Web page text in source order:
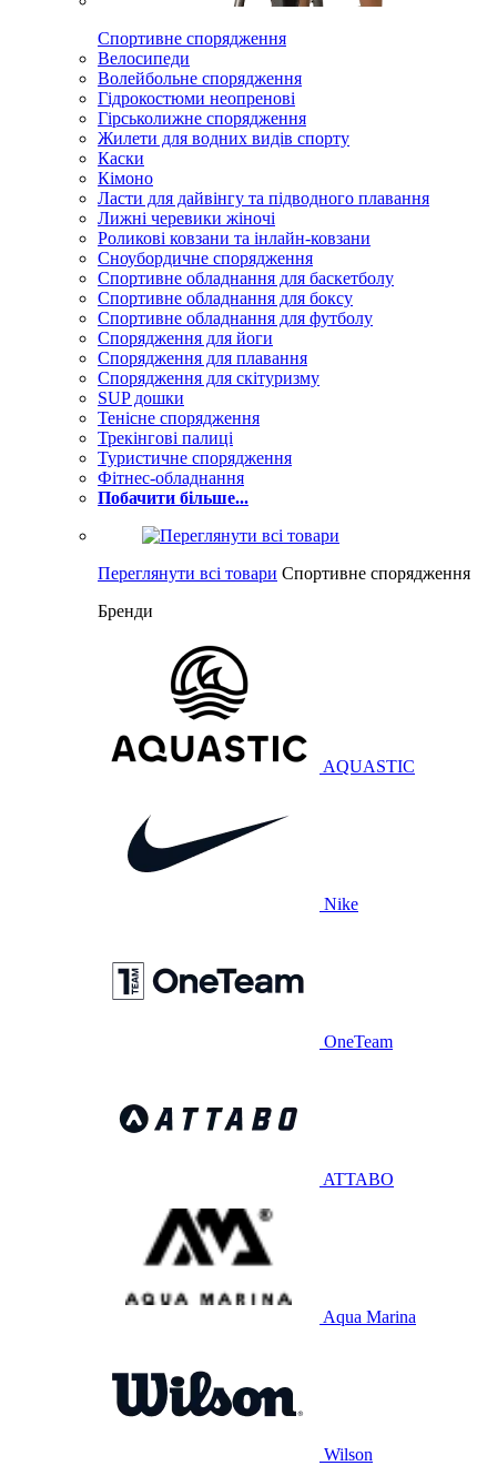
Спортивне спорядження
Велосипеди
Волейбольне спорядження
Гідрокостюми неопренові
Гірськолижне спорядження
Жилети для водних видів спорту
Каски
Кімоно
Ласти для дайвінгу та підводного плавання
Лижні черевики жіночі
Роликові ковзани та інлайн-ковзани
Сноубордичне спорядження
Спортивне обладнання для баскетболу
Спортивне обладнання для боксу
Спортивне обладнання для футболу
Спорядження для йоги
Спорядження для плавання
Спорядження для скітуризму
SUP дошки
Тенісне спорядження
Трекінгові палиці
Туристичне спорядження
Фітнес-обладнання
Побачити більше...
Переглянути всі товари Спортивне спорядження
Бренди
AQUASTIC
Nike
OneTeam
ATTABO
Aqua Marina
Wilson